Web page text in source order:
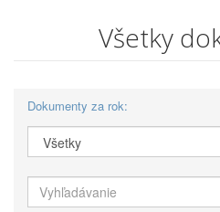
Všetky
Dokumenty za rok: